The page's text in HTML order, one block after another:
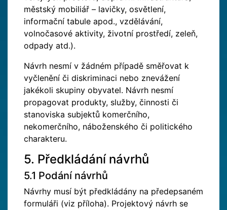
městský mobiliář – lavičky, osvětlení,
informační tabule apod., vzdělávání,
volnočasové aktivity, životní prostředí, zeleň,
odpady atd.).
Návrh nesmí v žádném případě směřovat k
vyčlenění či diskriminaci nebo znevážení
jakékoli skupiny obyvatel. Návrh nesmí
propagovat produkty, služby, činnosti či
stanoviska subjektů komerčního,
nekomerčního, náboženského či politického
charakteru.
5. Předkládání návrhů
5.1 Podání návrhů
Návrhy musí být předkládány na předepsaném
formuláři (viz příloha). Projektový návrh se